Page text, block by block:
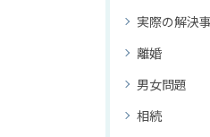
実際の解決
離婚
男女問題
相続